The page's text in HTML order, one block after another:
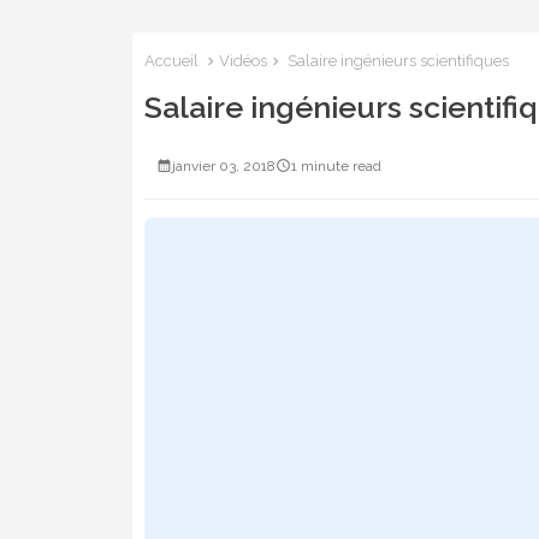
Accueil Vidéos Salaire ingénieurs scientifiques
Salaire ingénieurs
janvier 03, 2018 1 minute read